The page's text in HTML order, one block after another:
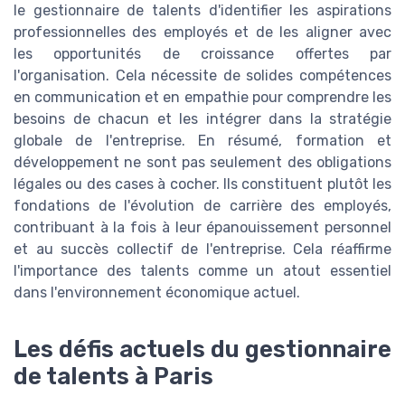
le gestionnaire de talents d'identifier les aspirations
professionnelles des employés et de les aligner avec
les opportunités de croissance offertes par
l'organisation. Cela nécessite de solides compétences
en communication et en empathie pour comprendre les
besoins de chacun et les intégrer dans la stratégie
globale de l'entreprise. En résumé, formation et
développement ne sont pas seulement des obligations
légales ou des cases à cocher. Ils constituent plutôt les
fondations de l'évolution de carrière des employés,
contribuant à la fois à leur épanouissement personnel
et au succès collectif de l'entreprise. Cela réaffirme
l'importance des talents comme un atout essentiel
dans l'environnement économique actuel.
Les défis actuels du gestionnaire
de talents à Paris